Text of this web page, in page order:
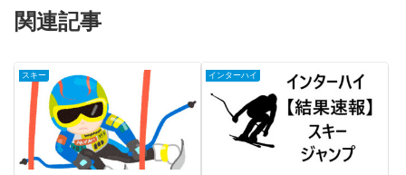
関連記事
スキー インターハイ